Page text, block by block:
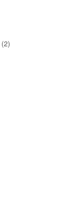
(2)